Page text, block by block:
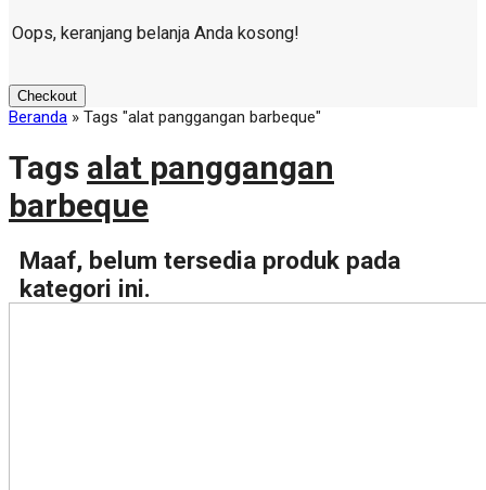
Oops, keranjang belanja Anda kosong!
Checkout
Beranda » Tags "alat panggangan barbeque"
Tags alat panggangan
barbeque
Maaf, belum tersedia produk pada
kategori ini.